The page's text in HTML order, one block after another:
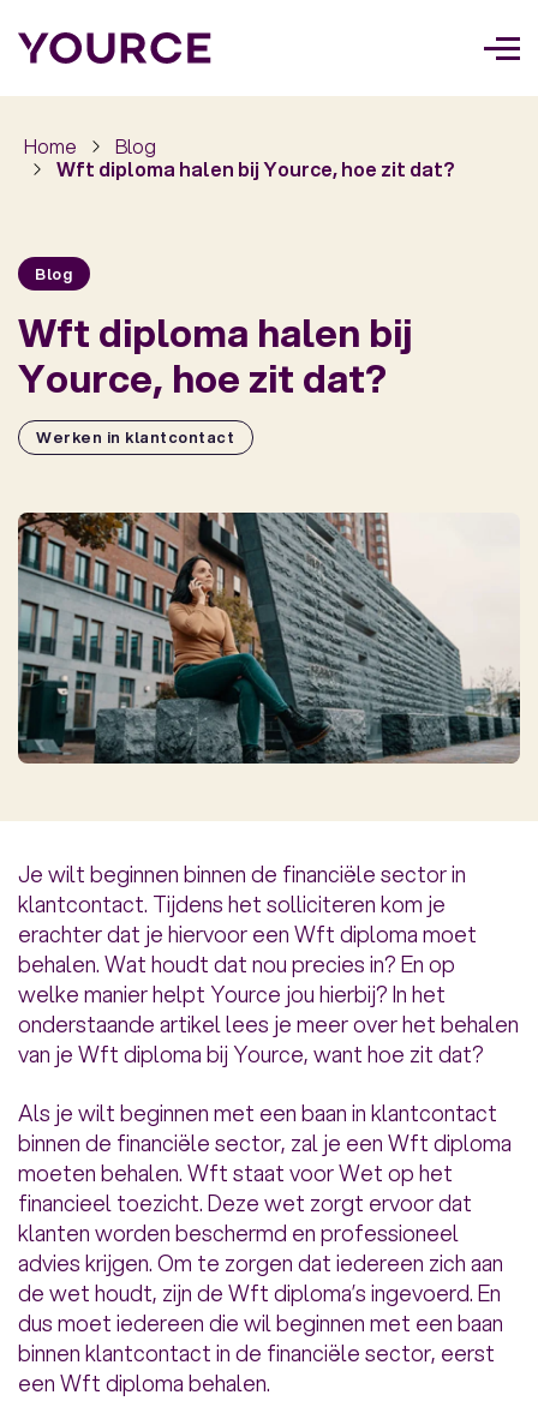
Home
Blog
Wft diploma halen bij Yource, hoe zit dat?
Blog
Wft diploma halen bij
Yource, hoe zit dat?
Werken in klantcontact
Je wilt beginnen binnen de financiële sector in
klantcontact. Tijdens het solliciteren kom je
erachter dat je hiervoor een Wft diploma moet
behalen. Wat houdt dat nou precies in? En op
welke manier helpt Yource jou hierbij? In het
onderstaande artikel lees je meer over het behalen
van je Wft diploma bij Yource, want hoe zit dat?
Als je wilt beginnen met een baan in klantcontact
binnen de financiële sector, zal je een Wft diploma
moeten behalen. Wft staat voor Wet op het
financieel toezicht. Deze wet zorgt ervoor dat
klanten worden beschermd en professioneel
advies krijgen. Om te zorgen dat iedereen zich aan
de wet houdt, zijn de Wft diploma’s ingevoerd. En
dus moet iedereen die wil beginnen met een baan
binnen klantcontact in de financiële sector, eerst
een Wft diploma behalen.